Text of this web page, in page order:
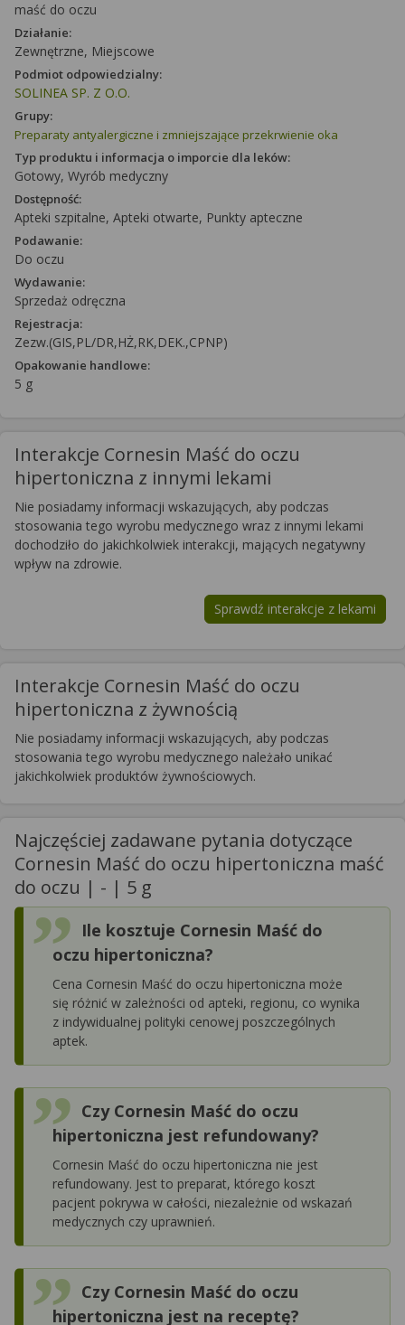
maść do oczu
Działanie:
Zewnętrzne, Miejscowe
Podmiot odpowiedzialny:
SOLINEA SP. Z O.O.
Grupy:
Preparaty antyalergiczne i zmniejszające przekrwienie oka
Typ produktu i informacja o imporcie dla leków:
Gotowy, Wyrób medyczny
Dostępność:
Apteki szpitalne, Apteki otwarte, Punkty apteczne
Podawanie:
Do oczu
Wydawanie:
Sprzedaż odręczna
Rejestracja:
Zezw.(GIS,PL/DR,HŻ,RK,DEK.,CPNP)
Opakowanie handlowe:
5 g
Interakcje Cornesin Maść do oczu
hipertoniczna z innymi lekami
Nie posiadamy informacji wskazujących, aby podczas
stosowania tego wyrobu medycznego wraz z innymi lekami
dochodziło do jakichkolwiek interakcji, mających negatywny
wpływ na zdrowie.
Sprawdź interakcje z lekami
Interakcje Cornesin Maść do oczu
hipertoniczna z żywnością
Nie posiadamy informacji wskazujących, aby podczas
stosowania tego wyrobu medycznego należało unikać
jakichkolwiek produktów żywnościowych.
Najczęściej zadawane pytania dotyczące
Cornesin Maść do oczu hipertoniczna maść
do oczu | - | 5 g
Ile kosztuje Cornesin Maść do
oczu hipertoniczna?
Cena Cornesin Maść do oczu hipertoniczna może
się różnić w zależności od apteki, regionu, co wynika
z indywidualnej polityki cenowej poszczególnych
aptek.
Czy Cornesin Maść do oczu
hipertoniczna jest refundowany?
Cornesin Maść do oczu hipertoniczna nie jest
refundowany. Jest to preparat, którego koszt
pacjent pokrywa w całości, niezależnie od wskazań
medycznych czy uprawnień.
Czy Cornesin Maść do oczu
hipertoniczna jest na receptę?